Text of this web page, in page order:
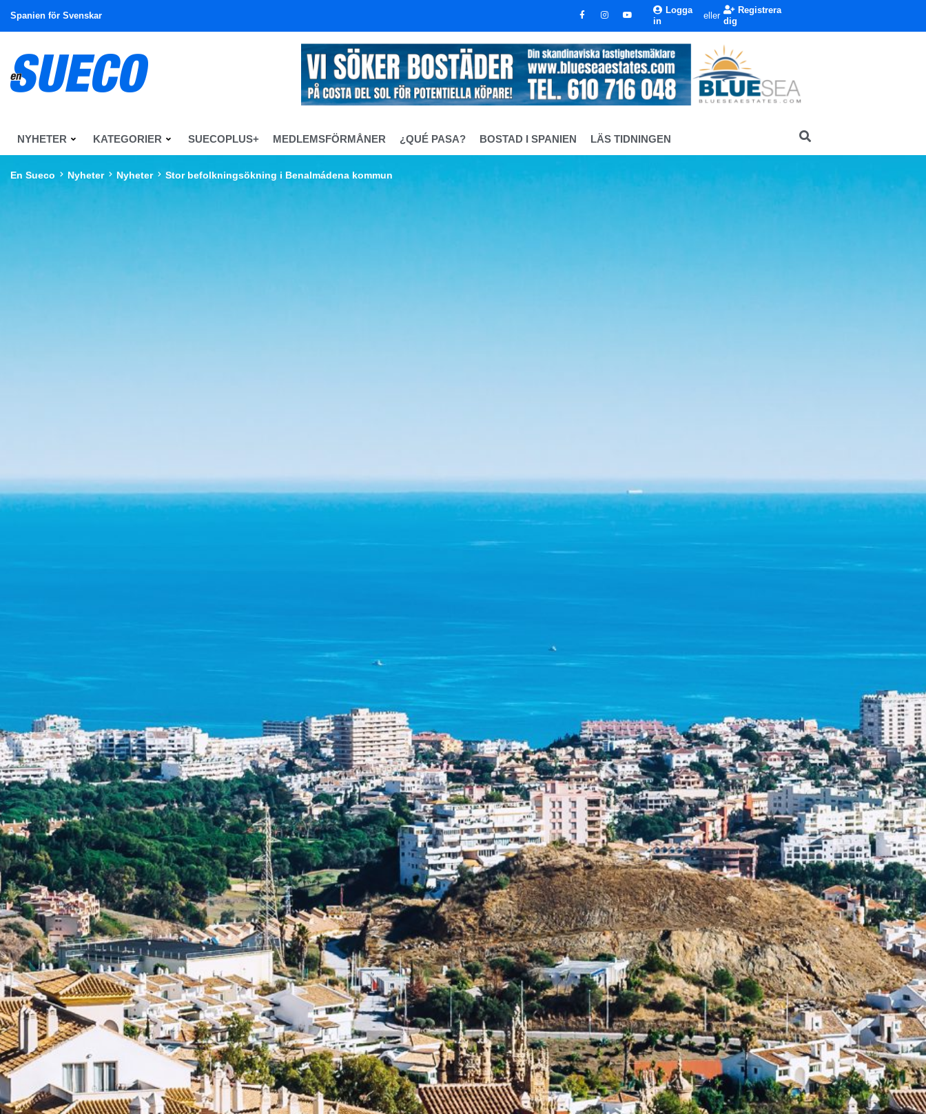
Spanien för Svenskar
Logga
in
eller
Registrera
dig
NYHETER KATEGORIER SUECOPLUS+ MEDLEMSFÖRMÅNER ¿QUÉ PASA? BOSTAD I SPANIEN LÄS TIDNINGEN
En Sueco Nyheter Nyheter Stor befolkningsökning i Benalmádena kommun